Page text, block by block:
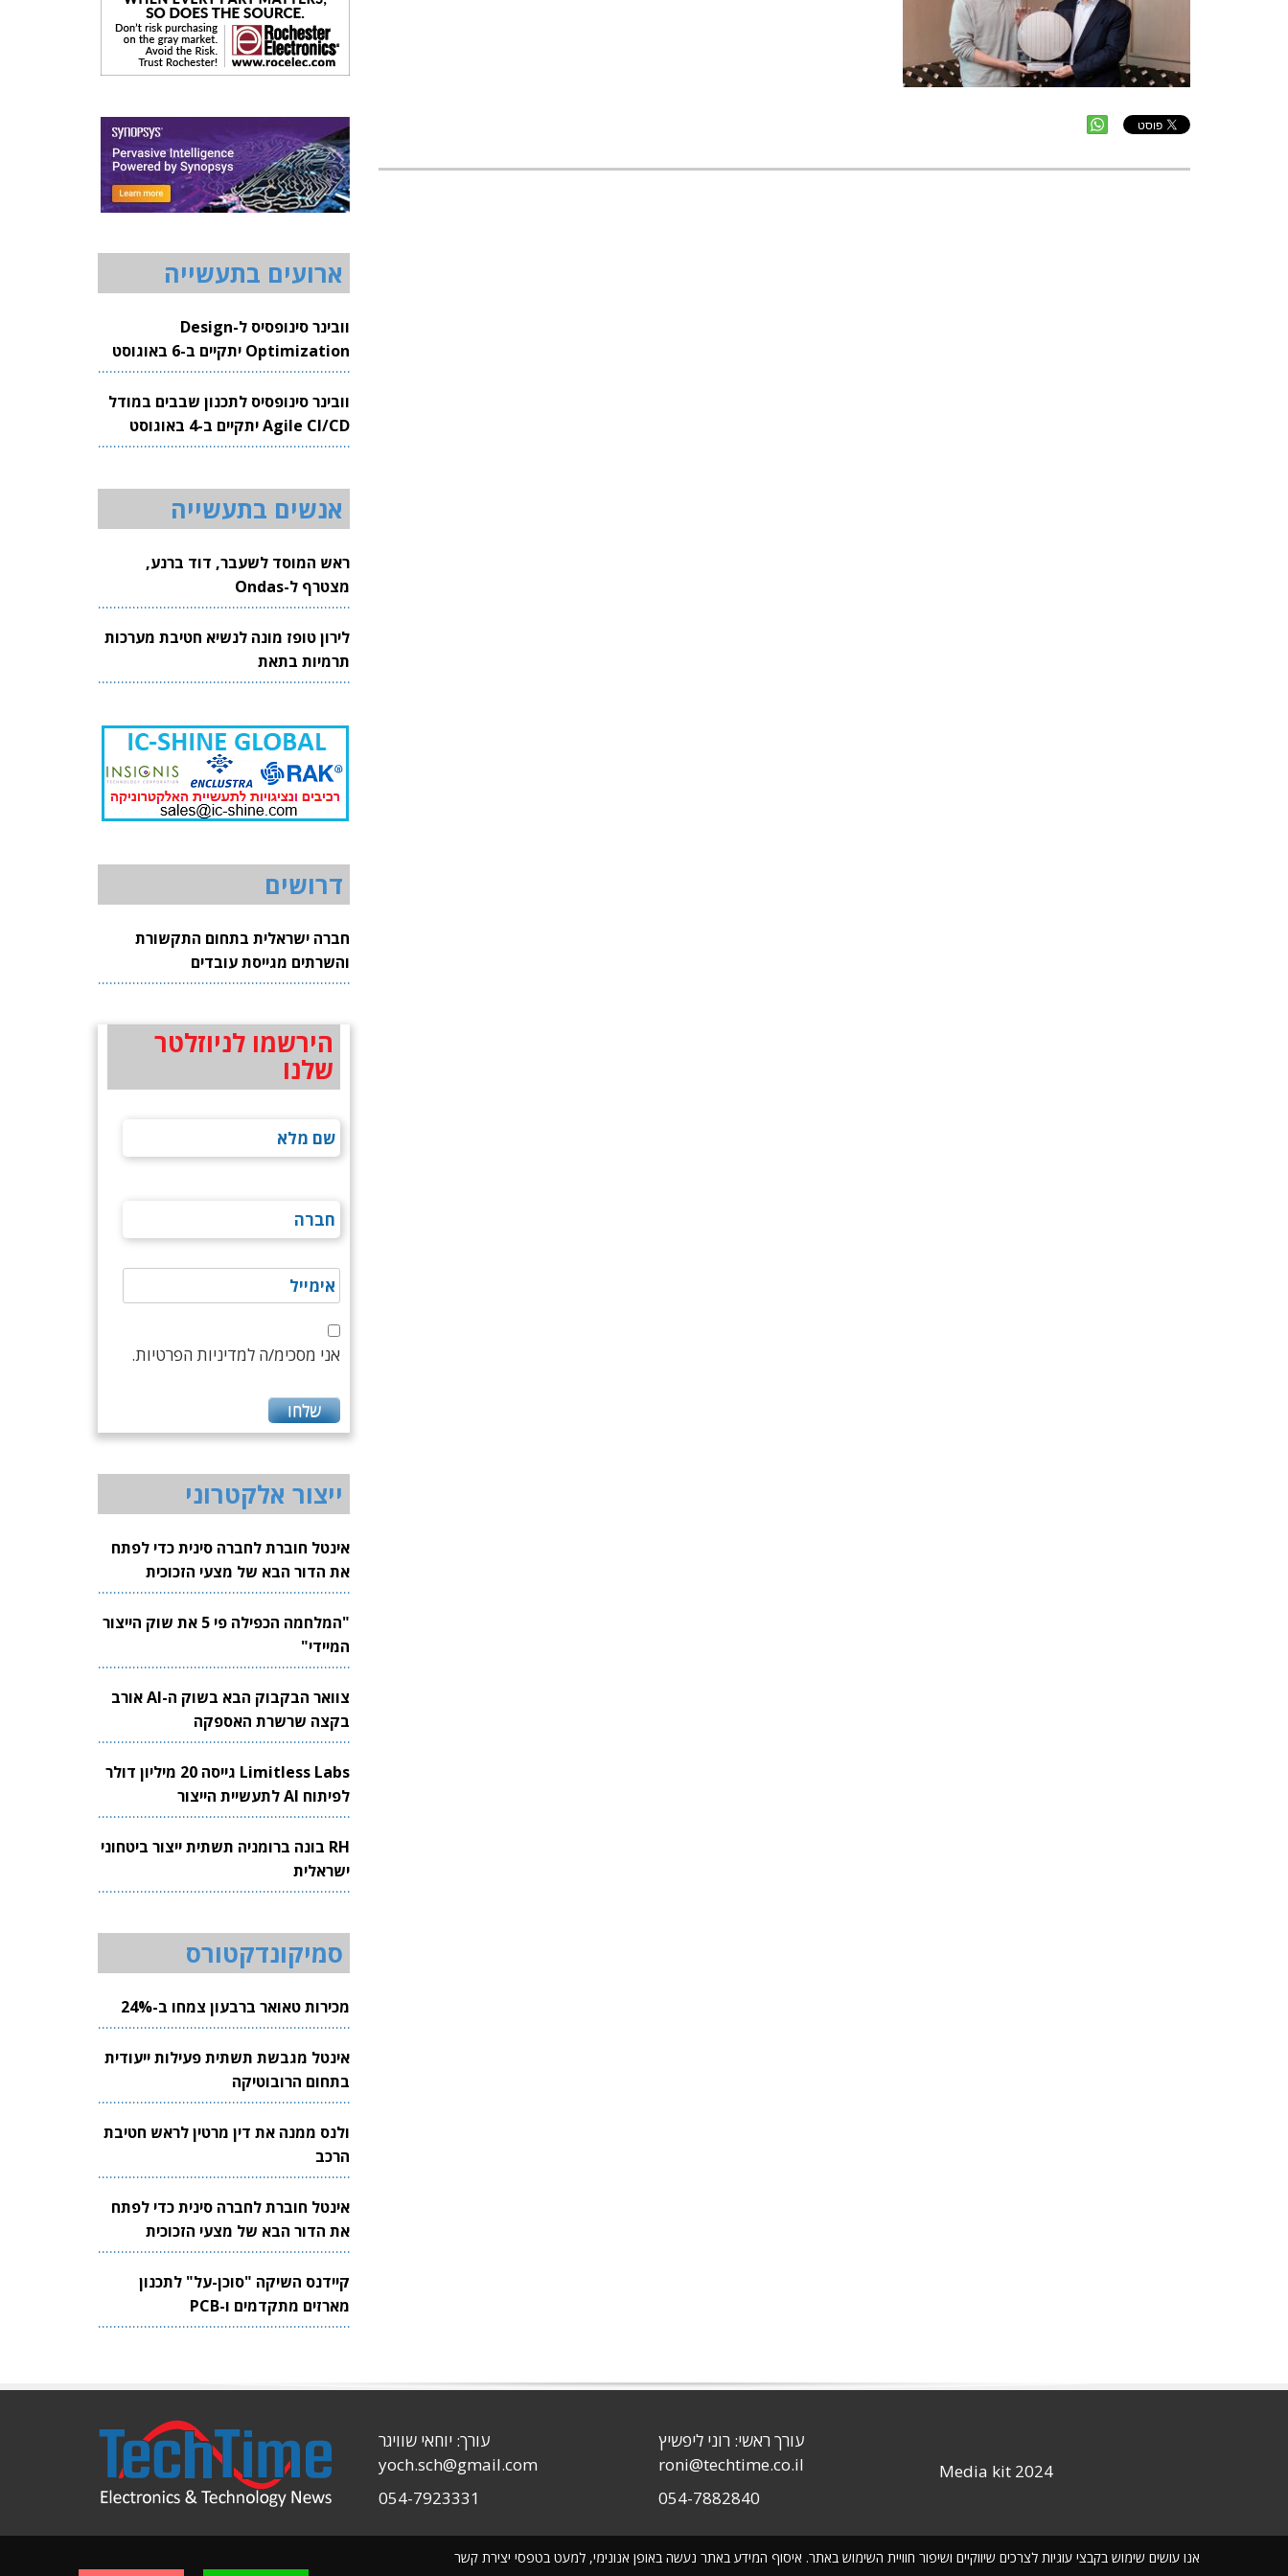
ארועים בתעשייה
וובינר סינופסיס ל-Design
Optimization יתקיים ב-6 באוגוסט
2026
וובינר סינופסיס לתכנון שבבים במודל
Agile CI/CD יתקיים ב-4 באוגוסט
2026
אנשים בתעשייה
ראש המוסד לשעבר, דוד ברנע,
מצטרף ל-Ondas
לירון טופז מונה לנשיא חטיבת מערכות
תרמיות בתאת
דרושים
חברה ישראלית בתחום התקשורת
והשרתים מגייסת עובדים
הירשמו לניוזלטר
שלנו
אני מסכימ/ה למדיניות הפרטיות.
ייצור אלקטרוני
אינטל חוברת לחברה סינית כדי לפתח
את הדור הבא של מצעי הזכוכית
לשבבים
"המלחמה הכפילה פי 5 את שוק הייצור
המיידי"
צוואר הבקבוק הבא בשוק ה-AI אורב
בקצה שרשרת האספקה
Limitless Labs גייסה 20 מיליון דולר
לפיתוח AI לתעשיית הייצור
RH בונה ברומניה תשתית ייצור ביטחוני
ישראלית
סמיקונדקטורס
מכירות טאואר ברבעון צמחו ב-24%
אינטל מגבשת תשתית פעילות ייעודית
בתחום הרובוטיקה
ולנס ממנה את דין מרטין לראש חטיבת
הרכב
אינטל חוברת לחברה סינית כדי לפתח
את הדור הבא של מצעי הזכוכית
לשבבים
קיידנס השיקה "סוכן-על" לתכנון
מארזים מתקדמים ו-PCB
אנו עושים שימוש בקבצי עוגיות לצרכים שיווקיים ושיפור חוויית השימוש באתר. איסוף המידע באתר נעשה באופן אנונימי, למעט בטפסי יצירת קשר
Media kit 2024
עורך ראשי: רוני ליפשיץ
roni@techtime.co.il
054-7882840
עורך: יוחאי שוויגר
yoch.sch@gmail.com
054-7923331